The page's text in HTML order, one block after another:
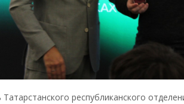
Татарстанского республиканского